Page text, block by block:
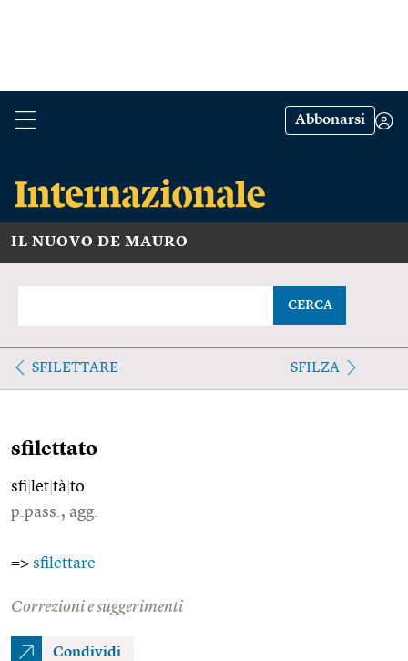
Abbonarsi
IL NUOVO DE MAURO
CERCA
SFILETTARE SFILZA
sfilettato
sfi let tà to
p.pass., agg.
=> sfilettare
Correzioni e suggerimenti
Condividi